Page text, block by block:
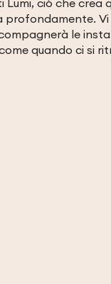
Lumi, ciò che crea
le
quando ci si